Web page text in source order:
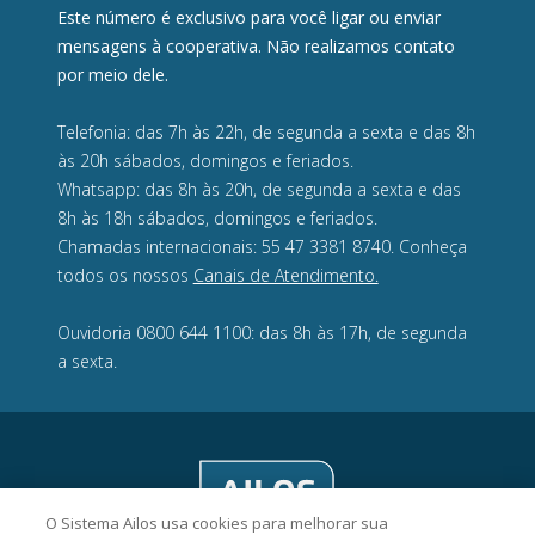
Este número é exclusivo para você ligar ou enviar
mensagens à cooperativa. Não realizamos contato
por meio dele.
Telefonia: das 7h às 22h, de segunda a sexta e das 8h
às 20h sábados, domingos e feriados.
Whatsapp: das 8h às 20h, de segunda a sexta e das
8h às 18h sábados, domingos e feriados.
Chamadas internacionais: 55 47 3381 8740. Conheça
todos os nossos Canais de Atendimento.
Ouvidoria 0800 644 1100: das 8h às 17h, de segunda
a sexta.
O Sistema Ailos usa cookies para melhorar sua